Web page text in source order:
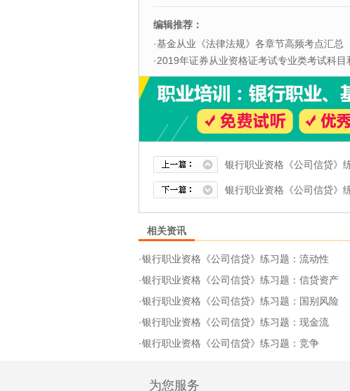
编辑推荐：
·基金从业《法律法规》各章节高频考点汇总
·2019年证券从业资格证考试专业类考试科目和题
银行职业资格《公司信贷》
银行职业资格《公司信贷》
相关资讯
·银行职业资格《公司信贷》练习题：流动性
·银行职业资格《公司信贷》练习题：信贷资产
·银行职业资格《公司信贷》练习题：国别风险
·银行职业资格《公司信贷》练习题：现金流
·银行职业资格《公司信贷》练习题：竞争
为您服务